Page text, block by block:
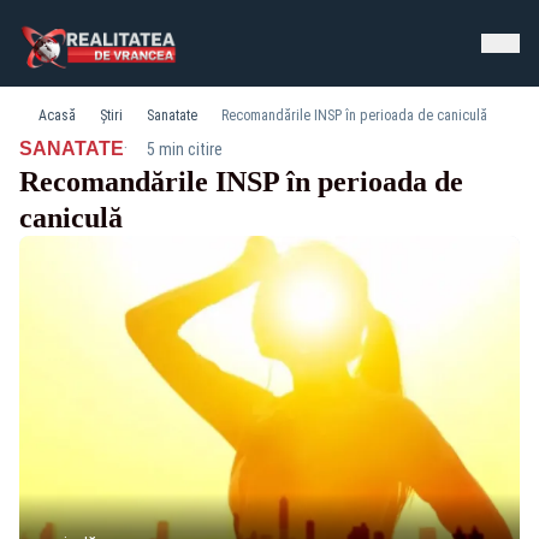
Acasă Știri Sanatate Recomandările INSP în perioada de caniculă
SANATATE· 5 min citire
Recomandările INSP în perioada de
caniculă